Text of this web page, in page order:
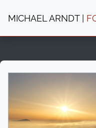
MICHAEL ARNDT |